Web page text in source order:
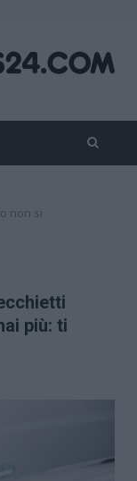
non si
più: ti